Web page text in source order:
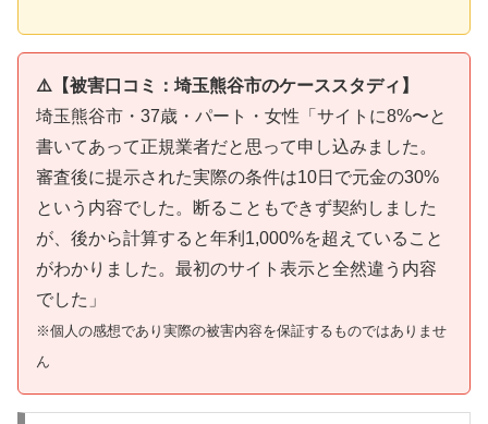
⚠️【被害口コミ：埼玉熊谷市のケーススタディ】
埼玉熊谷市・37歳・パート・女性「サイトに8%〜と
書いてあって正規業者だと思って申し込みました。
審査後に提示された実際の条件は10日で元金の30%
という内容でした。断ることもできず契約しました
が、後から計算すると年利1,000%を超えていること
がわかりました。最初のサイト表示と全然違う内容
でした」
※個人の感想であり実際の被害内容を保証するものではありませ
ん